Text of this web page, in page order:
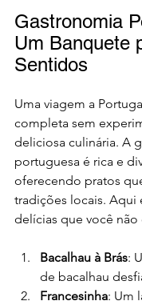
Gastronomia
Um Banquete
Sentidos
Uma viagem a
completa sem
deliciosa culinária. A
portuguesa é rica e
oferecendo pratos
tradições locais. Aqui
delícias que você não
Bacalhau à Brás:
de bacalhau
Francesinha: Um